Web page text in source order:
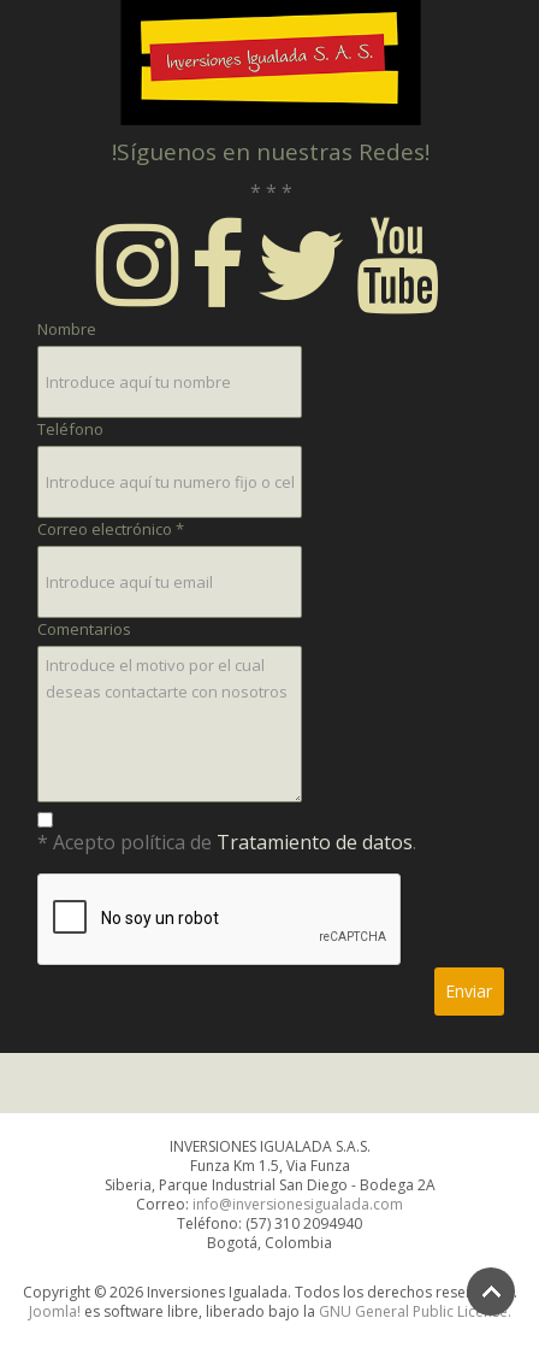
!Síguenos en nuestras Redes!
* * *
Nombre
Teléfono
Correo electrónico *
Comentarios
* Acepto política de Tratamiento de datos.
INVERSIONES IGUALADA S.A.S.
Funza Km 1.5, Via Funza
Siberia, Parque Industrial San Diego - Bodega 2A
Correo: info@inversionesigualada.com
Teléfono: (57) 310 2094940
Bogotá, Colombia
Copyright © 2026 Inversiones Igualada. Todos los derechos reservados.
Joomla! es software libre, liberado bajo la GNU General Public License.